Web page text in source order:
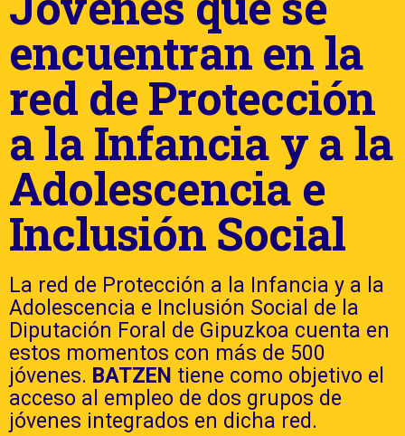
encuentran en la
red de Protección
a la Infancia y a la
Adolescencia e
Inclusión Social
La red de Protección a la Infancia y a la
Adolescencia e Inclusión Social de la
Diputación Foral de Gipuzkoa cuenta en
estos momentos con más de 500
jóvenes. BATZEN tiene como objetivo el
acceso al empleo de dos grupos de
jóvenes integrados en dicha red.